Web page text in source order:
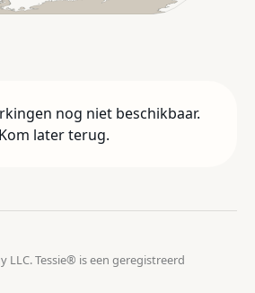
nog niet beschikbaar.
Kom later terug.
LLC. Tessie® is een geregistreerd